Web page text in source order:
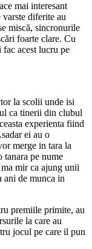
mai interesant
varste diferite au
miscă, sincronurile
foarte clare. Cu
acest lucru pe
la scolii unde isi
ca tinerii din clubul
experienta fiind
ei au o
merge in tara la
pe nume
mir ca ajung unii
ani de munca in
premiile primite, au
la care au
jocul pe care il pun